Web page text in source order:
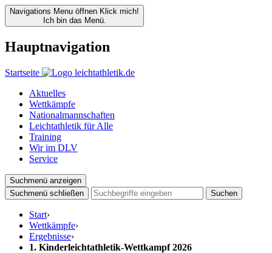
Navigations Menu öffnen Klick mich!
Ich bin das Menü.
Hauptnavigation
Startseite
Aktuelles
Wettkämpfe
Nationalmannschaften
Leichtathletik für Alle
Training
Wir im DLV
Service
Suchmenü anzeigen
Suchmenü schließen
Suchen
Start›
Wettkämpfe›
Ergebnisse›
1. Kinderleichtathletik-Wettkampf 2026